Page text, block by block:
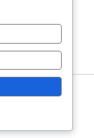
SUIVANT